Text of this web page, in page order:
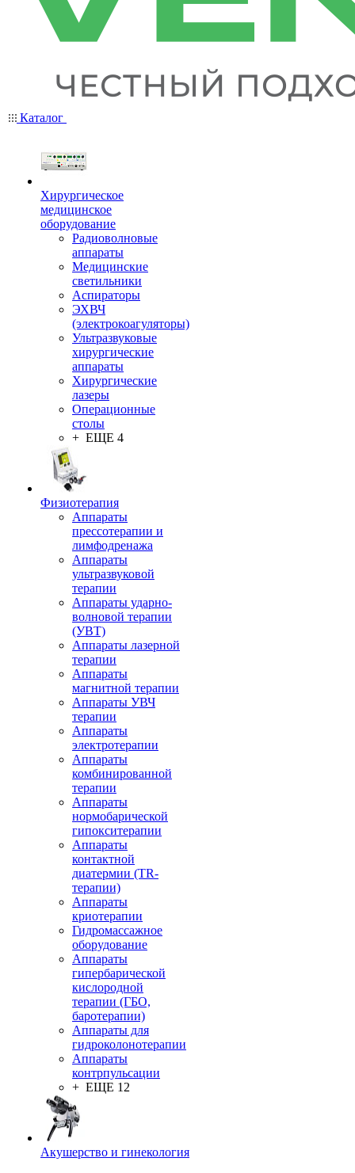
Каталог
Хирургическое
медицинское
оборудование
Радиоволновые
аппараты
Медицинские
светильники
Аспираторы
ЭХВЧ
(электрокоагуляторы)
Ультразвуковые
хирургические
аппараты
Хирургические
лазеры
Операционные
столы
+ ЕЩЕ 4
Физиотерапия
Аппараты
прессотерапии и
лимфодренажа
Аппараты
ультразвуковой
терапии
Аппараты ударно-
волновой терапии
(УВТ)
Аппараты лазерной
терапии
Аппараты
магнитной терапии
Аппараты УВЧ
терапии
Аппараты
электротерапии
Аппараты
комбинированной
терапии
Аппараты
нормобарической
гипокситерапии
Аппараты
контактной
диатермии (TR-
терапии)
Аппараты
криотерапии
Гидромассажное
оборудование
Аппараты
гипербарической
кислородной
терапии (ГБО,
баротерапии)
Аппараты для
гидроколонотерапии
Аппараты
контрпульсации
+ ЕЩЕ 12
Акушерство и гинекология